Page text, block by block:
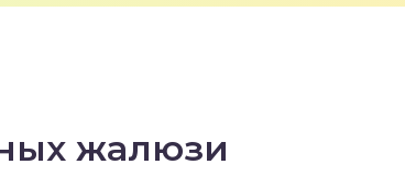
жалюзи